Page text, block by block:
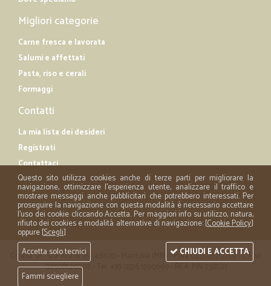
Migliori categorie
Carne fresca e lavorata
Salumi e affettati
Pasta, riso e cerali
Formaggi
Contatti
La mia lista dei desideri
Registrati
Contattaci
Cicalia srl - via Acerbi 35 - 46100 - Mantova (MN) - P.iva 02508120207 - C.Fisc
02508120207 - Tel. +39 0376 1590669 - REA: MN 258721
Questo sito utilizza cookies anche di terze parti per migliorare la
navigazione, ottimizzare l'esperienza utente, analizzare il traffico e
mostrare messaggi anche pubblicitari che potrebbero interessati. Per
proseguire la navigazione con questa modalità è necessario accettare
l'uso dei cookie cliccando Accetta. Per maggiori info su utilizzo, natura,
rifiuto dei cookies e modalità alternative di navigazione: [Cookie Policy]
oppure [Scegli]
Accetta solo tecnici
Fammi sciegliere
CHIUDI E ACCETTA